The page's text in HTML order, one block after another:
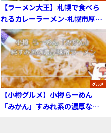
【ラーメン大王】札幌で食べら
れるカレーラーメン-札幌市厚別
区
グルメ
【小樽グルメ】小樽らーめん
「みかん」すみれ系の濃厚な味